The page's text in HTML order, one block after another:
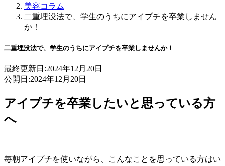
美容コラム
二重埋没法で、学生のうちにアイプチを卒業しません
か！
二重埋没法で、学生のうちにアイプチを卒業しませんか！
最終更新日:2024年12月20日
公開日:2024年12月20日
アイプチを卒業したいと思っている方
へ
毎朝アイプチを使いながら、こんなことを思っている方はい